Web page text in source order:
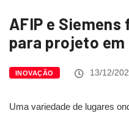
AFIP e
para projeto
INOVAÇÃO 13/12/
Uma variedade de lugares